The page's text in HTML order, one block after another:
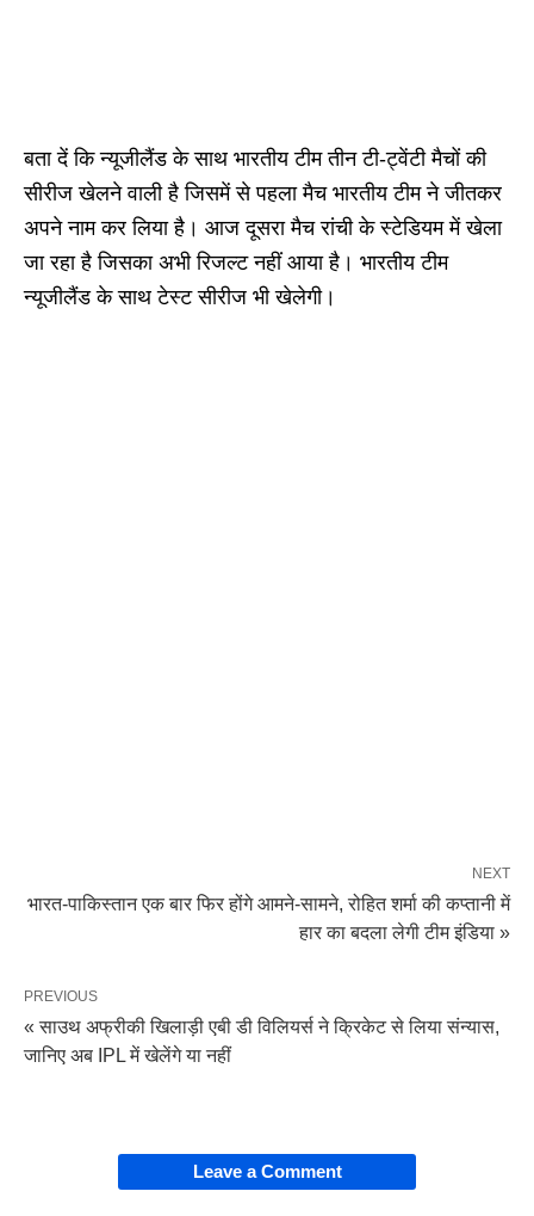
बता दें कि न्यूजीलैंड के साथ भारतीय टीम तीन टी-ट्वेंटी मैचों की
सीरीज खेलने वाली है जिसमें से पहला मैच भारतीय टीम ने जीतकर
अपने नाम कर लिया है। आज दूसरा मैच रांची के स्टेडियम में खेला
जा रहा है जिसका अभी रिजल्ट नहीं आया है। भारतीय टीम
न्यूजीलैंड के साथ टेस्ट सीरीज भी खेलेगी।
NEXT
भारत-पाकिस्तान एक बार फिर होंगे आमने-सामने, रोहित शर्मा की कप्तानी में
हार का बदला लेगी टीम इंडिया »
PREVIOUS
« साउथ अफ्रीकी खिलाड़ी एबी डी विलियर्स ने क्रिकेट से लिया संन्यास,
जानिए अब IPL में खेलेंगे या नहीं
Leave a Comment